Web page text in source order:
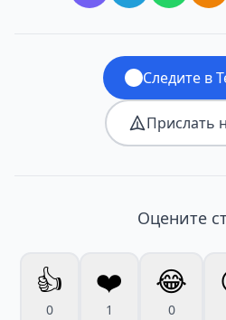
Следите в
Прислать
Оцените
👍
0
❤️
1
😂
0